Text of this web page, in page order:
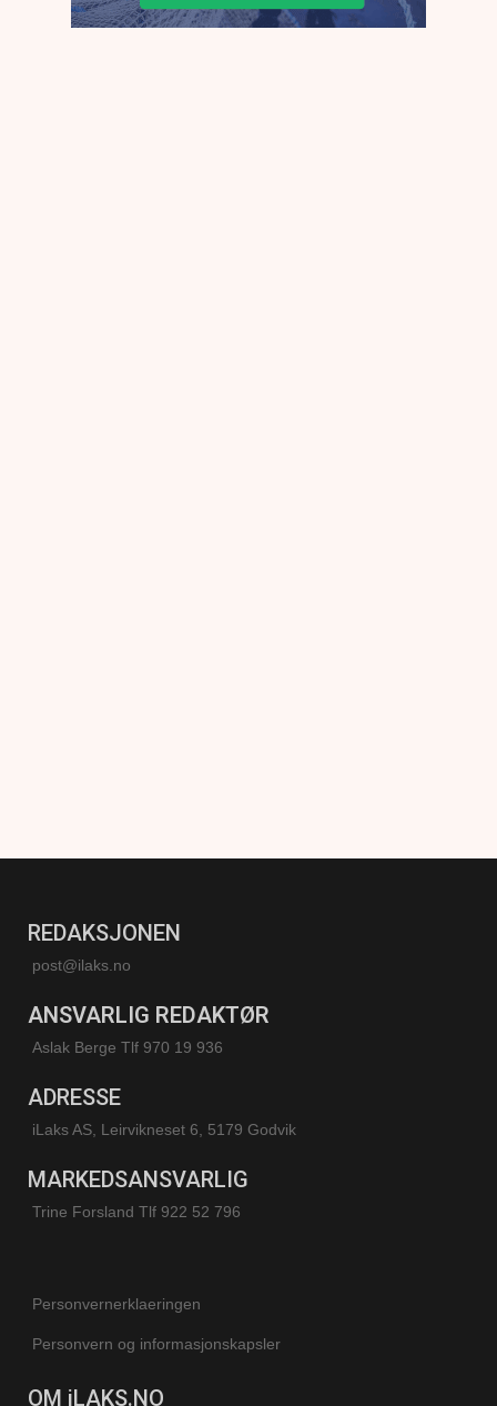
REDAKSJONEN
post@ilaks.no
ANSVARLIG REDAKTØR
Aslak Berge Tlf 970 19 936
ADRESSE
iLaks AS, Leirvikneset 6, 5179 Godvik
MARKEDSANSVARLIG
Trine Forsland Tlf 922 52 796
Personvernerklaeringen
Personvern og informasjonskapsler
OM iLAKS.NO